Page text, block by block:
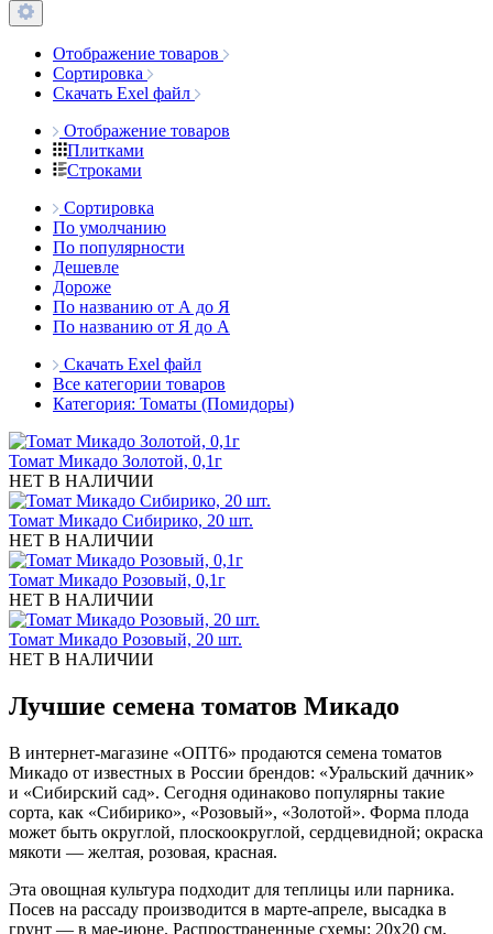
Отображение товаров
Сортировка
Скачать Exel файл
Отображение товаров
Плитками
Строками
Сортировка
По умолчанию
По популярности
Дешевле
Дороже
По названию от А до Я
По названию от Я до А
Скачать Exel файл
Все категории товаров
Категория: Томаты (Помидоры)
Томат Микадо Золотой, 0,1г
НЕТ В НАЛИЧИИ
Томат Микадо Сибирико, 20 шт.
НЕТ В НАЛИЧИИ
Томат Микадо Розовый, 0,1г
НЕТ В НАЛИЧИИ
Томат Микадо Розовый, 20 шт.
НЕТ В НАЛИЧИИ
Лучшие семена томатов Микадо
В интернет-магазине «ОПТ6» продаются семена томатов
Микадо от известных в России брендов: «Уральский дачник»
и «Сибирский сад». Сегодня одинаково популярны такие
сорта, как «Сибирико», «Розовый», «Золотой». Форма плода
может быть округлой, плоскоокруглой, сердцевидной; окраска
мякоти — желтая, розовая, красная.
Эта овощная культура подходит для теплицы или парника.
Посев на рассаду производится в марте-апреле, высадка в
грунт — в мае-июне. Распространенные схемы: 20х20 см,